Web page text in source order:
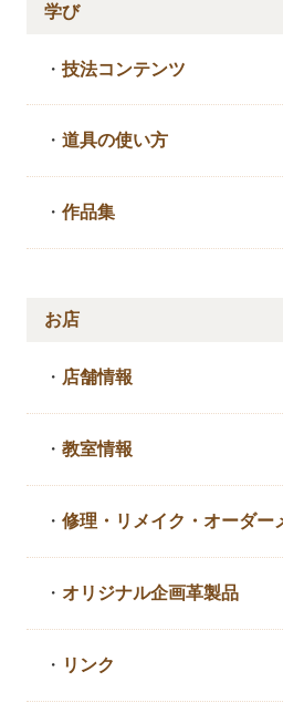
学び
・技法コンテンツ
・道具の使い方
・作品集
お店
・ 店舗情報
・教室情報
・修理・リメイク・ オーダー
・ オリジナル企画革製品
・ リンク